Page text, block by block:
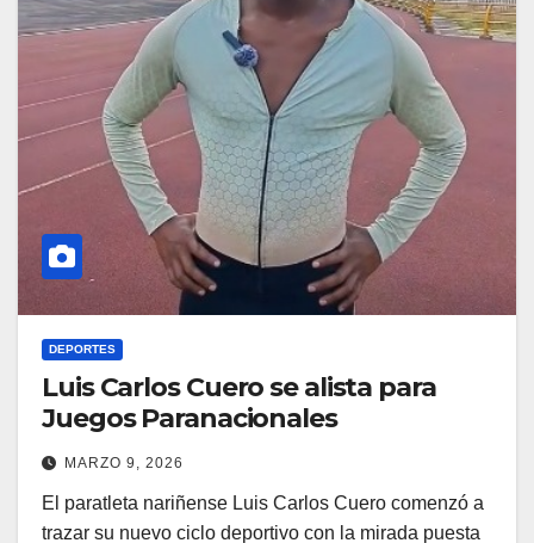
DEPORTES
Luis Carlos Cuero se alista para
Juegos Paranacionales
MARZO 9, 2026
El paratleta nariñense Luis Carlos Cuero comenzó a
trazar su nuevo ciclo deportivo con la mirada puesta